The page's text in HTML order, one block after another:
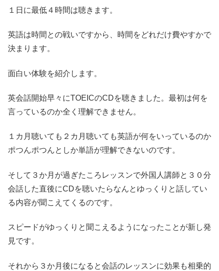
１日に最低４時間は聴きます。
英語は時間との戦いですから、時間をどれだけ費やすかで
決まります。
面白い体験を紹介します。
英会話開始早々にTOEICのCDを聴きました。最初は何を
言っているのか全く理解できません。
１カ月聴いても２カ月聴いても英語が何をいっているのか
ポつんポつんとしか単語が理解できないのです。
そして３か月が過ぎたころレッスンで外国人講師と３０分
会話した直後にCDを聴いたらなんとゆっくりと話してい
る内容が聞こえてくるのです。
スピードがゆっくりと聞こえるようになったことが新し発
見です。
それから３か月後になると会話のレッスンに効果も相乗的